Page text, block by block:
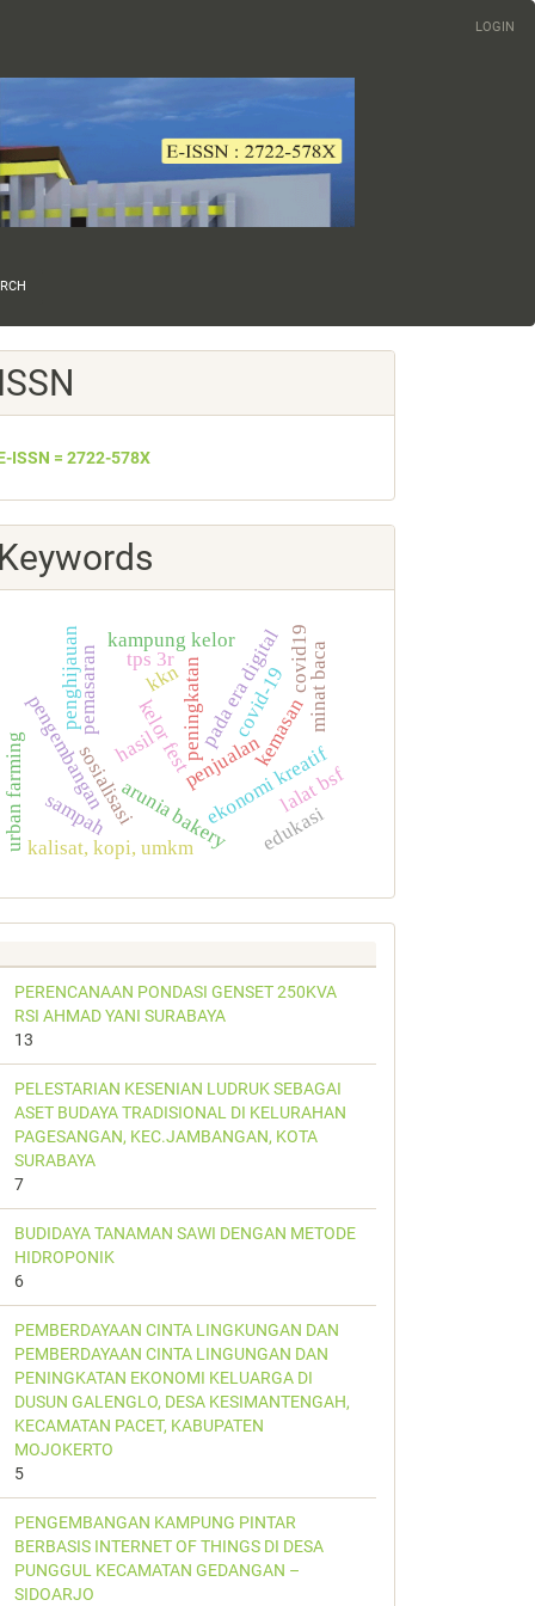
LOGIN
ISSN = 2722-578X
ekonomi kreatif
peningkatan
hasil penjualan
arunia bakery
pada era digital
kampung kelor
sosialisasi
kelor fest
pengembangan kemasan
pemasaran
kalisat, kopi, umkm
minat baca
lalat bsf
kkn covid-19
covid19
urban farming edukasi
sampah
penghijauan tps 3r
PERENCANAAN PONDASI GENSET 250KVA
RSI AHMAD YANI SURABAYA
13
PELESTARIAN KESENIAN LUDRUK SEBAGAI
ASET BUDAYA TRADISIONAL DI KELURAHAN
PAGESANGAN, KEC.JAMBANGAN, KOTA
SURABAYA
7
BUDIDAYA TANAMAN SAWI DENGAN METODE
HIDROPONIK
6
PEMBERDAYAAN CINTA LINGKUNGAN DAN
PEMBERDAYAAN CINTA LINGUNGAN DAN
PENINGKATAN EKONOMI KELUARGA DI
DUSUN GALENGLO, DESA KESIMANTENGAH,
KECAMATAN PACET, KABUPATEN
MOJOKERTO
5
PENGEMBANGAN KAMPUNG PINTAR
BERBASIS INTERNET OF THINGS DI DESA
PUNGGUL KECAMATAN GEDANGAN –
SIDOARJO